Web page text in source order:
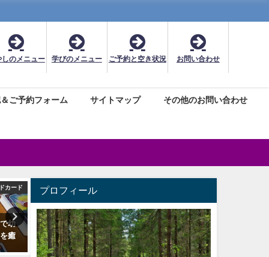
しのメニュー 学びのメニュー ご予約と空き状況 お問い合わせ
ご予約フォーム サイトマップ その他のお問い合わせ
カード
幼
癒
メディカルハーブ検定とハーブ
＆ライフ検定を受験される方へ
2020年2月24日
レイキ(霊気)ヒーリングと
岡ラカシェットの料金や予
法
プロフィール